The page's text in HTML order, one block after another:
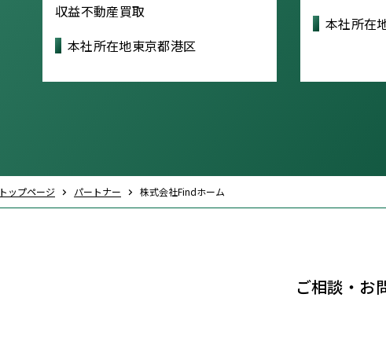
収益不動産買取
本社所在地東京都港区
本社所在
トップページ パートナー 株式会社Findホーム
ご相談・お